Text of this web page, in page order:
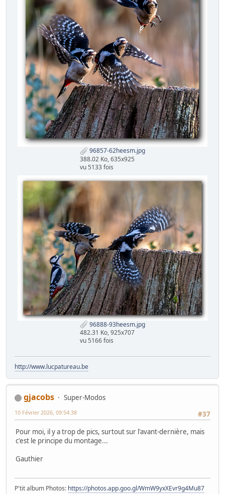
96857-62heesm.jpg
388.02 Ko, 635x925
vu 5133 fois
96888-93heesm.jpg
482.31 Ko, 925x707
vu 5166 fois
http://www.lucpatureau.be
gjacobs
Super-Modos
#37
10 Février 2026, 09:54:38
Pour moi, il y a trop de pics, surtout sur l'avant-dernière, mais
c'est le principe du montage...
Gauthier
P'tit album Photos: https://photos.app.goo.gl/WmW9yxXEvr9g4Mu87